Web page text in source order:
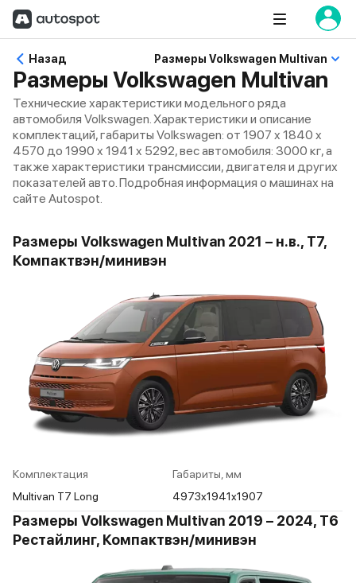
Назад Размеры Volkswagen Multivan
Размеры Volkswagen Multivan
Технические характеристики модельного ряда
автомобиля Volkswagen. Характеристики и описание
комплектаций, габариты Volkswagen: от 1907 x 1840 x
4570 до 1990 x 1941 x 5292, вес автомобиля: 3000 кг, а
также характеристики трансмиссии, двигателя и других
показателей авто. Подробная информация о машинах на
сайте Autospot.
Размеры Volkswagen Multivan 2021 – н.в., T7,
Компактвэн/минивэн
Комплектация
Габариты, мм
Multivan T7 Long
4973x1941x1907
Размеры Volkswagen Multivan 2019 – 2024, T6
Рестайлинг, Компактвэн/минивэн